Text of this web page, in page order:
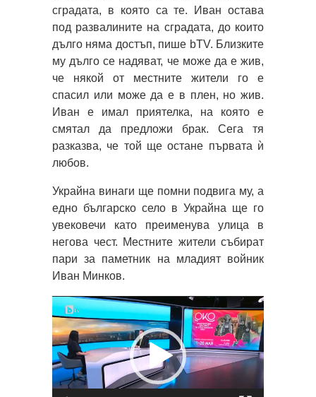
сградата, в която са те. Иван остава
под развалините на сградата, до които
дълго няма достъп, пише bTV. Близките
му дълго се надяват, че може да е жив,
че някой от местните жители го е
спасил или може да е в плен, но жив.
Иван е имал приятелка, на която е
смятал да предложи брак. Сега тя
разказва, че той ще остане първата ѝ
любов.
Украйна винаги ще помни подвига му, а
едно българско село в Украйна ще го
увековечи като преименува улица в
негова чест. Местните жители събират
пари за паметник на младият войник
Иван Минков.
Видео